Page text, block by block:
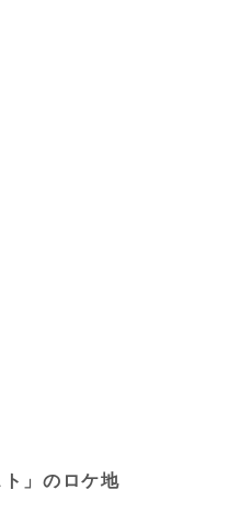
ト」のロケ地